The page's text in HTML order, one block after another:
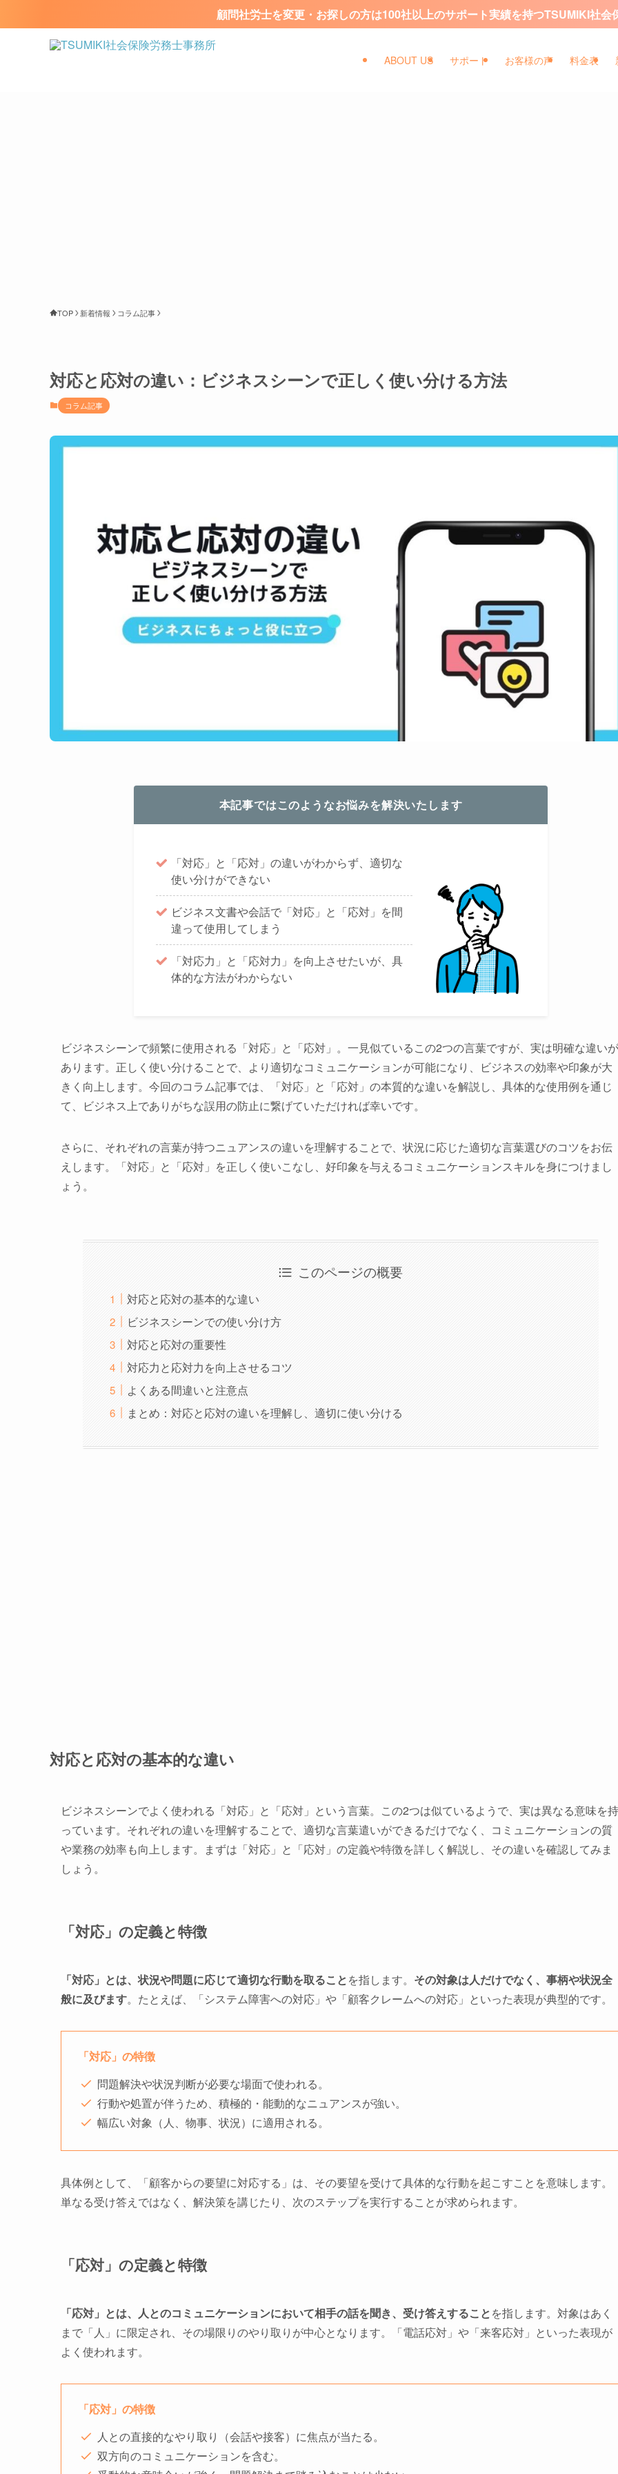
顧問社労士を変更・お探しの方は100社以上のサポート実績を持つTSUMIKI社会
ABOUT US サポート お客様の声 料金表
TOP 新着情報 コラム記事
対応と応対の違い：ビジネスシーンで正しく使い分ける方法
コラム記事
本記事ではこのようなお悩みを解決いたします
「対応」と「応対」の違いがわからず、適切な
使い分けができない
ビジネス文書や会話で「対応」と「応対」を間
違って使用してしまう
「対応力」と「応対力」を向上させたいが、具
体的な方法がわからない
ビジネスシーンで頻繁に使用される「対応」と「応対」。一見似ているこの2つの言葉ですが、実は明確な違いが
あります。正しく使い分けることで、より適切なコミュニケーションが可能になり、ビジネスの効率や印象が大
きく向上します。今回のコラム記事では、「対応」と「応対」の本質的な違いを解説し、具体的な使用例を通じ
て、ビジネス上でありがちな誤用の防止に繋げていただければ幸いです。
さらに、それぞれの言葉が持つニュアンスの違いを理解することで、状況に応じた適切な言葉選びのコツをお伝
えします。「対応」と「応対」を正しく使いこなし、好印象を与えるコミュニケーションスキルを身につけまし
ょう。
このページの概要
対応と応対の基本的な違い
ビジネスシーンでの使い分け方
対応と応対の重要性
対応力と応対力を向上させるコツ
よくある間違いと注意点
まとめ：対応と応対の違いを理解し、適切に使い分ける
対応と応対の基本的な違い
ビジネスシーンでよく使われる「対応」と「応対」という言葉。この2つは似ているようで、実は異なる意味を持
っています。それぞれの違いを理解することで、適切な言葉遣いができるだけでなく、コミュニケーションの質
や業務の効率も向上します。まずは「対応」と「応対」の定義や特徴を詳しく解説し、その違いを確認してみま
しょう。
「対応」の定義と特徴
「対応」とは、状況や問題に応じて適切な行動を取ることを指します。 その対象は人だけでなく、事柄や状況全
般に及びます。たとえば、「システム障害への対応」や「顧客クレームへの対応」といった表現が典型的です。
「対応」の特徴
問題解決や状況判断が必要な場面で使われる。
行動や処置が伴うため、積極的・能動的なニュアンスが強い。
幅広い対象（人、物事、状況）に適用される。
具体例として、「顧客からの要望に対応する」は、その要望を受けて具体的な行動を起こすことを意味します。
単なる受け答えではなく、解決策を講じたり、次のステップを実行することが求められます。
「応対」の定義と特徴
「応対」とは、人とのコミュニケーションにおいて相手の話を聞き、受け答えすることを指します。対象はあく
まで「人」に限定され、その場限りのやり取りが中心となります。「電話応対」や「来客応対」といった表現が
よく使われます。
「応対 」の特徴
人との直接的なやり取り（会話や接客）に焦点が当たる。
双方向のコミュニケーションを含む。